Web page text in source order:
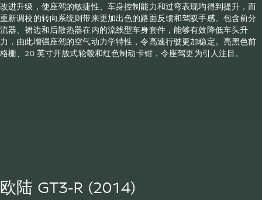
改进升级，使座驾的敏捷性、车身控制能力和过弯表现均得到提升，而
重新调校的转向系统则带来更加出色的路面反馈和驾驭手感。包含前分
流器、裙边和后散热器在内的流线型车身套件，能够有效降低车头升
力，由此增强座驾的空气动力学特性，令高速行驶更加稳定。亮黑色前
格栅、20 英寸开放式轮毂和红色制动卡钳，令座驾更为引人注目。
欧陆 GT3-R (2014)